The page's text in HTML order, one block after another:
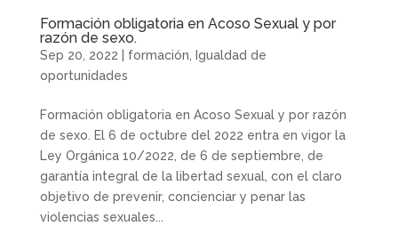
Formación obligatoria en Acoso Sexual y por
razón de sexo.
Sep 20, 2022 formación, Igualdad de
oportunidades
Formación obligatoria en Acoso Sexual y por razón
de sexo.​ El 6 de octubre del 2022 entra en vigor la
Ley Orgánica 10/2022, de 6 de septiembre, de
garantía integral de la libertad sexual, con el claro
objetivo de prevenir, concienciar y penar las
violencias sexuales...